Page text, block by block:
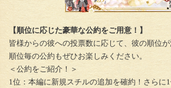
【順位に応じた豪華な公約をご用意！】
皆様からの彼への投票数に応じて、彼の順位が
順位毎の公約もぜひお楽しみください。
＜公約をご紹介！＞
1位：本編に新規スチルの追加を確約！さらに